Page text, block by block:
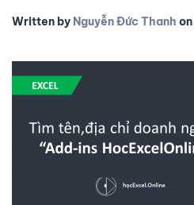
Written by Nguyễn Đức Thanh on